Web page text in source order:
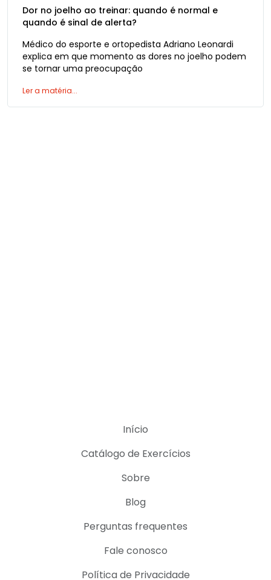
Dor no joelho ao treinar: quando é normal e
quando é sinal de alerta?
Médico do esporte e ortopedista Adriano Leonardi
explica em que momento as dores no joelho podem
se tornar uma preocupação
Ler a matéria...
Início
Catálogo de Exercícios
Sobre
Blog
Perguntas frequentes
Fale conosco
Política de Privacidade